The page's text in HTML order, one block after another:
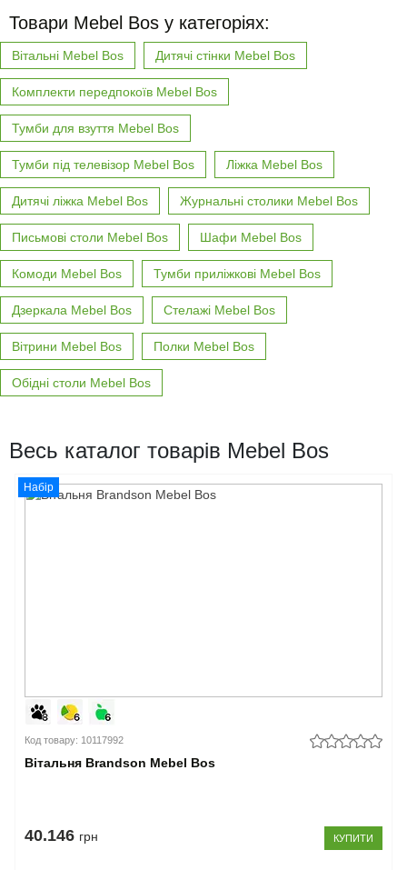
Товари Mebel Bos у категоріях:
Вітальні Mebel Bos Дитячі стінки Mebel Bos
Комплекти передпокоїв Mebel Bos
Тумби для взуття Mebel Bos
Тумби під телевізор Mebel Bos Ліжка Mebel Bos
Дитячі ліжка Mebel Bos Журнальні столики Mebel Bos
Письмові столи Mebel Bos Шафи Mebel Bos
Комоди Mebel Bos Тумби приліжкові Mebel Bos
Дзеркала Mebel Bos Стелажі Mebel Bos
Вітрини Mebel Bos Полки Mebel Bos
Обідні столи Mebel Bos
Весь каталог товарів Mebel Bos
Набір
Код товару: 10117992
Вітальня Brandson Mebel Bos
40.146 грн КУПИТИ